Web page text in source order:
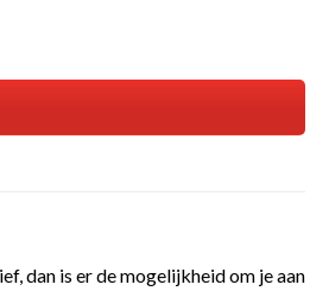
dan is er de mogelijkheid om je aan